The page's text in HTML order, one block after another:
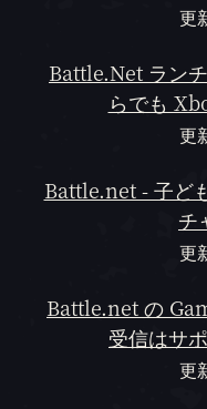
更
Battle.Net ラン
らでも
更
Battle.net - 子ど
チ
更
Battle.net の
受信はサ
更